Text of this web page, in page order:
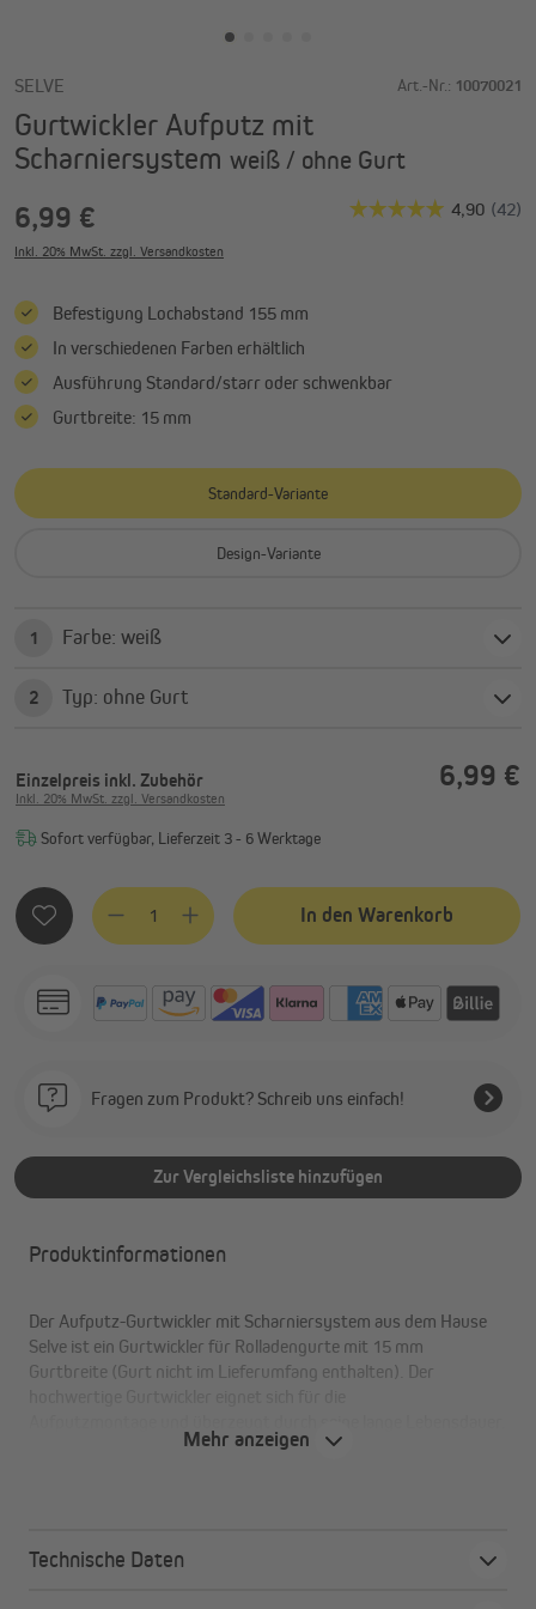
SELVE Art.-Nr.: 10070021
Gurtwickler Aufputz mit
Scharniersystem weiß / ohne Gurt
6,99 €
Inkl. 20% MwSt. zzgl. Versandkosten
Befestigung Lochabstand 155 mm
In verschiedenen Farben erhältlich
Ausführung Standard/starr oder schwenkbar
Gurtbreite: 15 mm
Standard-Variante
Design-Variante
1 Farbe: weiß
2 Typ: ohne Gurt
Einzelpreis inkl. Zubehör 6,99 €
Inkl. 20% MwSt. zzgl. Versandkosten
Sofort verfügbar, Lieferzeit 3 - 6 Werktage
Produkt Anzahl: Gib den gewünschten Wert ein oder
In den Warenkorb
Fragen zum Produkt? Schreib uns einfach!
Zur Vergleichsliste hinzufügen
Produktinformationen
Der Aufputz-Gurtwickler mit Scharniersystem aus dem Hause
Selve ist ein Gurtwickler für Rolladengurte mit 15 mm
Gurtbreite (Gurt nicht im Lieferumfang enthalten). Der
Die verbaute Feder ist auf 20.000 Bewegungszyklen ausgelegt
getauscht werden soll.
Mehr anzeigen
Technische Daten